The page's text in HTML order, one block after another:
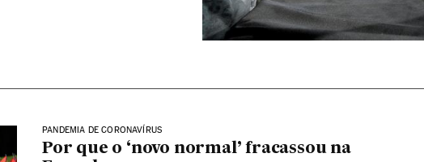
PANDEMIA DE CORONAVÍRUS
Por que o ‘novo normal’ fracassou na